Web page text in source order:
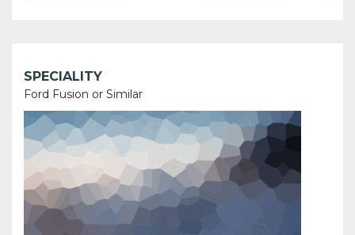
SPECIALITY
Ford Fusion or Similar